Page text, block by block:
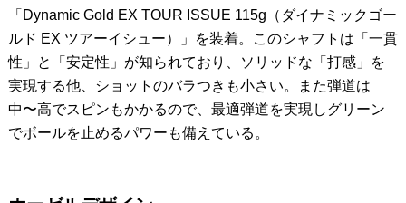
「Dynamic Gold EX TOUR ISSUE 115g（ダイナミックゴー
ルド EX ツアーイシュー）」を装着。このシャフトは「一貫
性」と「安定性」が知られており、ソリッドな「打感」を
実現する他、ショットのバラつきも小さい。また弾道は
中〜高でスピンもかかるので、最適弾道を実現しグリーン
でボールを止めるパワーも備えている。